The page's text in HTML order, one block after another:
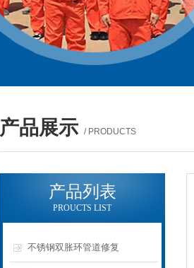
产品展示 / PRODUCTS
产品列表
PROUCTS LIST
不锈钢双胀环管道修复